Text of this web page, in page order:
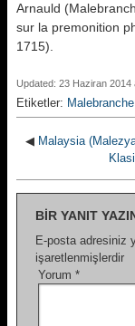
Arnauld
sur la premonition
1715).
Updated: 23 Haziran 2014
Etiketler: Malebranche
◀ Malaysia
BIR YANIT
E-posta adresiniz
işaretlenmişlerdir
Yorum *